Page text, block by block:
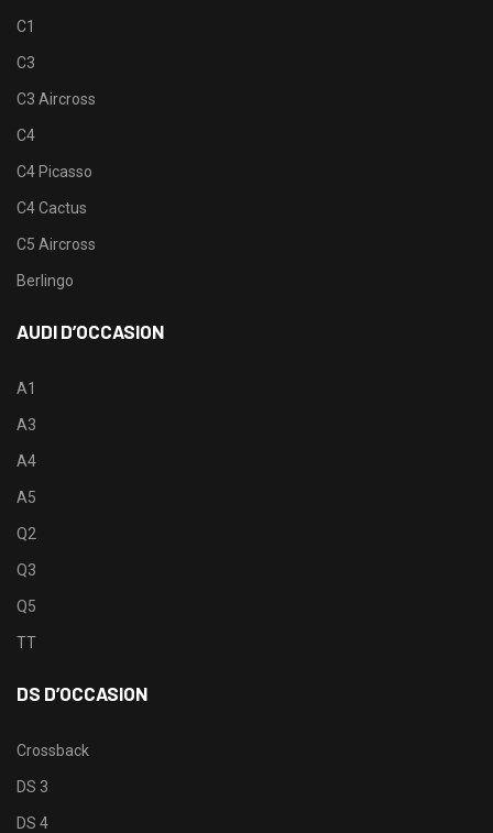
C1
C3
C3 Aircross
C4
C4 Picasso
C4 Cactus
C5 Aircross
Berlingo
AUDI D’OCCASION
A1
A3
A4
A5
Q2
Q3
Q5
TT
DS D’OCCASION
Crossback
DS 3
DS 4